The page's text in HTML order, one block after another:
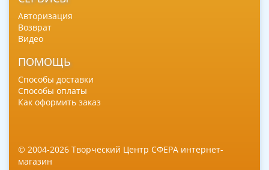
Авторизация
Возврат
Видео
ПОМОЩЬ
Способы доставки
Способы оплаты
Как оформить заказ
© 2004-2026 Творческий Центр СФЕРА интернет-
магазин